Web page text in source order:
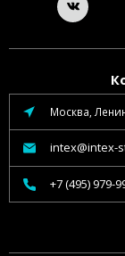
Москва,
intex@intex-
+7 (495) 979-